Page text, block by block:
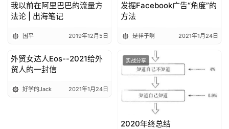
我以前在阿里巴巴的流量方
法论 | 出海笔记
国平 2019年12月5日
发掘Facebook广告“角度”的
方法
是祥子啊 2021年1月24日
实战分享
外贸女达人Eos--2021给外
贸人的一封信
好学的Jack 2021年1月24日
实战分享
2020年终总结